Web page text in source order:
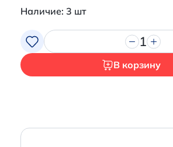
Наличие: 3 шт
1
В корзину